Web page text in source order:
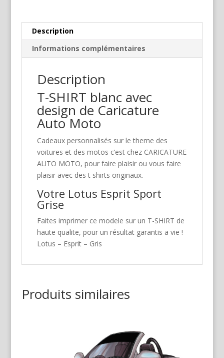
Description
Informations complémentaires
Description
T-SHIRT blanc avec
design de Caricature
Auto Moto
Cadeaux personnalisés sur le theme des
voitures et des motos c’est chez CARICATURE
AUTO MOTO, pour faire plaisir ou vous faire
plaisir avec des t shirts originaux.
Votre Lotus Esprit Sport
Grise
Faites imprimer ce modele sur un T-SHIRT de
haute qualite, pour un résultat garantis a vie !
Lotus – Esprit – Gris
Produits similaires